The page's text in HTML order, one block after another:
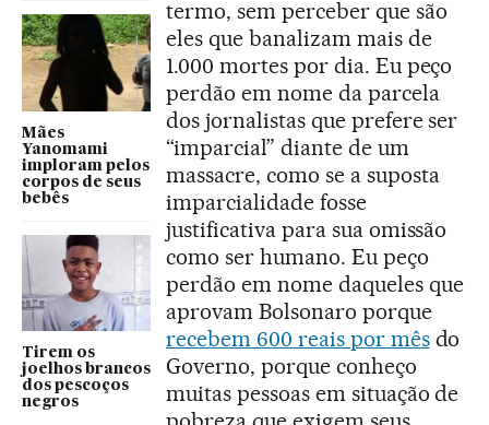
Mães
Yanomami
imploram pelos
corpos de seus
bebês
Tirem os
joelhos brancos
dos pescoços
negros
termo, sem perceber que são
eles que banalizam mais de
1.000 mortes por dia. Eu peço
perdão em nome da parcela
dos jornalistas que prefere ser
“imparcial” diante de um
massacre, como se a suposta
imparcialidade fosse
justificativa para sua omissão
como ser humano. Eu peço
perdão em nome daqueles que
aprovam Bolsonaro porque
recebem 600 reais por mêsdo
Governo, porque conheço
muitas pessoas em situação de